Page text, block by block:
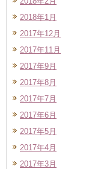
2018年1月
2017年12月
2017年11月
2017年9月
2017年8月
2017年7月
2017年6月
2017年5月
2017年4月
2017年3月